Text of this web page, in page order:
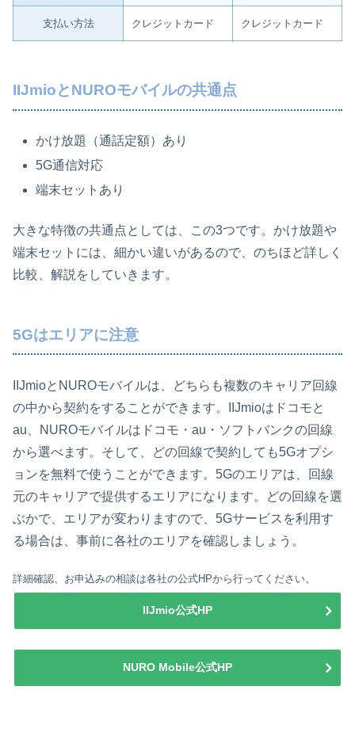
支払い方法 クレジットカード クレジットカード
IIJmioとNUROモバイルの共通点
かけ放題（通話定額）あり
5G通信対応
端末セットあり
大きな特徴の共通点としては、この3つです。かけ放題や
端末セットには、細かい違いがあるので、のちほど詳しく
比較、解説をしていきます。
5Gはエリアに注意
IIJmioとNUROモバイルは、どちらも複数のキャリア回線
の中から契約をすることができます。IIJmioはドコモと
au、NUROモバイルはドコモ・au・ソフトバンクの回線
から選べます。そして、どの回線で契約しても5Gオプシ
ョンを無料で使うことができます。5Gのエリアは、回線
元のキャリアで提供するエリアになります。どの回線を選
ぶかで、エリアが変わりますので、5Gサービスを利用す
る場合は、事前に各社のエリアを確認しましょう。
詳細確認、お申込みの相談は各社の公式HPから行ってください。
IIJmio公式HP
NURO Mobile公式HP